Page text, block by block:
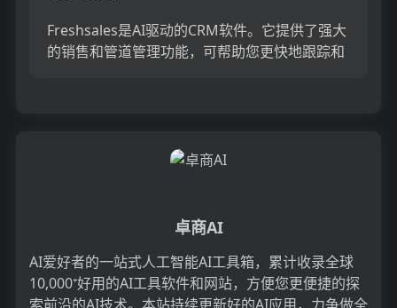
Freshsales是AI驱动的CRM软件。它提供了强大
的销售和管道管理功能，可帮助您更快地跟踪和
卓商AI
AI爱好者的一站式人工智能AI工具箱，累计收录全球
10,000⁺好用的AI工具软件和网站，方便您更便捷的探
索前沿的AI技术。本站持续更新好的AI应用，力争做全